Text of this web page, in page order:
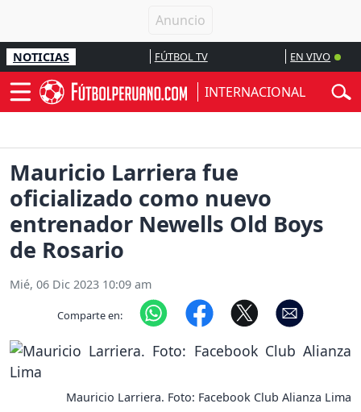
NOTICIAS FÚTBOL TV EN VIVO
INTERNACIONAL
Mauricio Larriera fue
oficializado como nuevo
entrenador Newells Old Boys
de Rosario
Mié, 06 Dic 2023 10:09 am
Comparte en:
Mauricio Larriera. Foto: Facebook Club Alianza Lima